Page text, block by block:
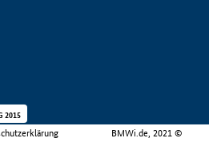
BMWi.de, 2021 ©
2015